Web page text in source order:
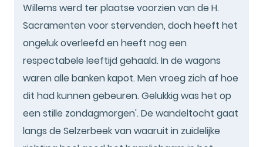
Willems werd ter plaatse voorzien van de H.
Sacramenten voor stervenden, doch heeft het
ongeluk overleefd en heeft nog een
respectabele leeftijd gehaald. In de wagons
waren alle banken kapot. Men vroeg zich af hoe
dit had kunnen gebeuren. Gelukkig was het op
een stille zondagmorgen'. De wandeltocht gaat
langs de Selzerbeek van waaruit in zuidelijke